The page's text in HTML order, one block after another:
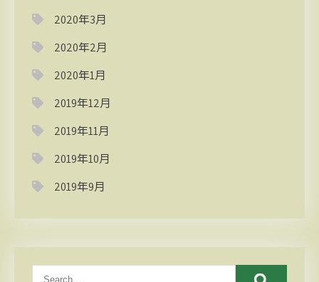
2020年3月
2020年2月
2020年1月
2019年12月
2019年11月
2019年10月
2019年9月